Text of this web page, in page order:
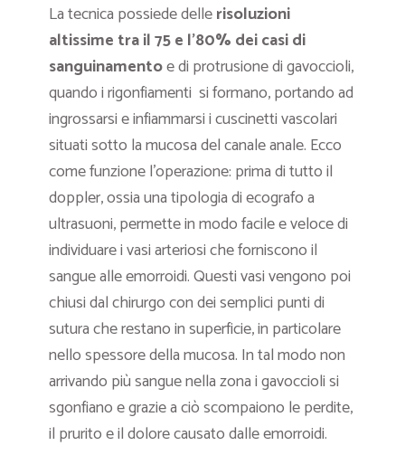
La tecnica possiede dellerisoluzioni
altissime tra il 75 e l’80% dei casi di
sanguinamentoe di protrusione di gavoccioli,
quando i rigonfiamenti si formano, portando ad
ingrossarsi e infiammarsi i cuscinetti vascolari
situati sotto la mucosa del canale anale. Ecco
come funzione l’operazione: prima di tutto il
doppler, ossia una tipologia di ecografo a
ultrasuoni, permette in modo facile e veloce di
individuare i vasi arteriosi che forniscono il
sangue alle emorroidi. Questi vasi vengono poi
chiusi dal chirurgo con dei semplici punti di
sutura che restano in superficie, in particolare
nello spessore della mucosa. In tal modo non
arrivando più sangue nella zona i gavoccioli si
sgonfiano e grazie a ciò scompaiono le perdite,
il prurito e il dolore causato dalle emorroidi.